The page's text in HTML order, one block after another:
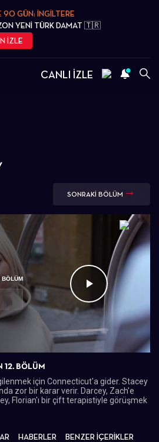
90 GÜN: İNGİLTERE
YENİ TÜRK DAMAT 🇹🇷
İZLE
CANLI İZLE
SONRAKİ BÖLÜM
Videoyu
Oynat
BÖLÜM
12. BÖLÜM
için Connecticut'a gider. Stacey
zor bir karar verir. Darcey, Zach'e
Florian'ı bir çift terapistiyle görüşmek
HABERLER BENZER İÇERİKLER